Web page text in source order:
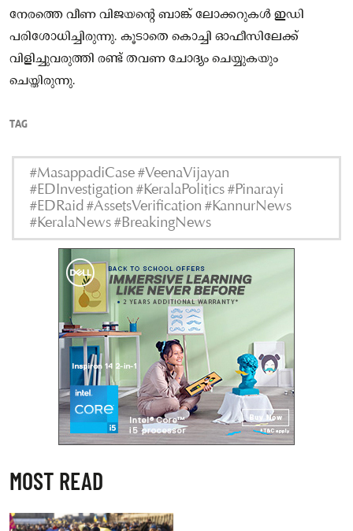
നേരത്തെ വീണ വിജയന്റെ ബാങ്ക് ലോക്കറുകൾ ഇഡി
പരിശോധിച്ചിരുന്നു. കൂടാതെ കൊച്ചി ഓഫീസിലേക്ക്
വിളിച്ചുവരുത്തി രണ്ട് തവണ ചോദ്യം ചെയ്യുകയും
ചെയ്തിരുന്നു.
TAG
#MasappadiCase #VeenaVijayan
#EDInvestigation #KeralaPolitics #Pinarayi
#EDRaid #AssetsVerification #KannurNews
#KeralaNews #BreakingNews
MOST READ